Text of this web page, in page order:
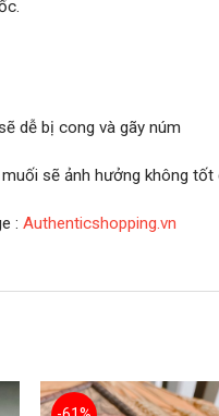
dễ bị cong và gãy núm
sẽ ảnh hưởng không tốt
: Authenticshopping.vn